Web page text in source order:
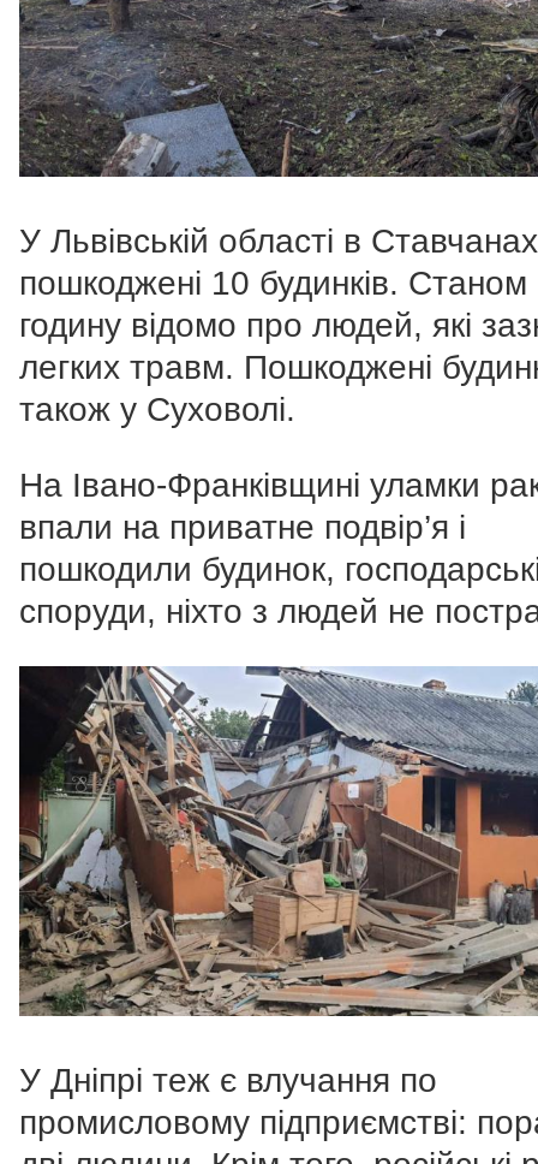
У Львівській області в Ставчанах
пошкоджені 10 будинків.
годину відомо про людей, які
легких травм. Пошкоджені
також у Суховолі.
На Івано-Франківщині уламки
впали на приватне подвір’я і
пошкодили будинок,
споруди, ніхто з людей не
У Дніпрі теж є влучання по
промисловому підприємстві: